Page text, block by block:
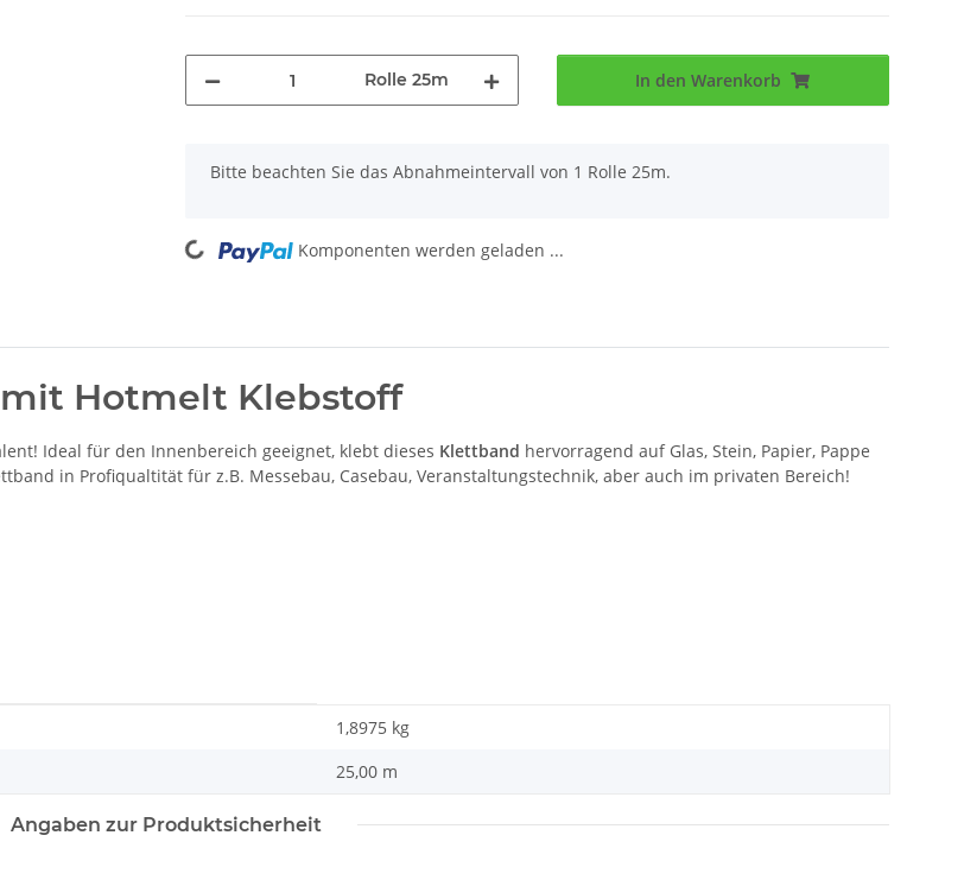
Rolle 25m In den Warenkorb
x
Bitte beachten Sie das Abnahmeintervall von 1 Rolle 25m.
Loading... Komponenten werden geladen ...
Hotmelt Klebstoff
Ideal für den Innenbereich geeignet, klebt dieses Klettband hervorragend auf Glas, Stein, Papier, Pappe
in Profiqualtität für z.B. Messebau, Casebau, Veranstaltungstechnik, aber auch im privaten Bereich!
1,8975 kg
25,00 m
Angaben zur Produktsicherheit